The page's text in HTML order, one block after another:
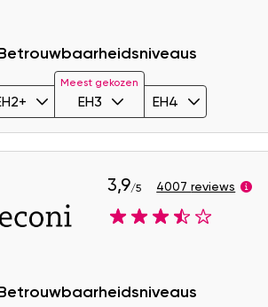
Meest gekozen
EH3 EH4
3,9/5 4007 reviews